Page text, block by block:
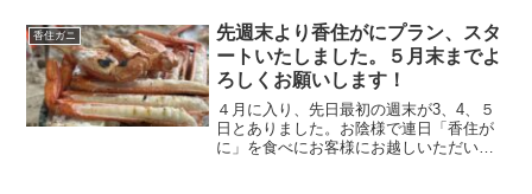
可能性もある旨、ご承知下さい。
香住ガニ
先週末より香住がにプラン、スタ
ートいたしました。５月末までよ
ろしくお願いします！
４月に入り、先日最初の週末が3、4、５
日とありました。お陰様で連日「香住が
に」を食べにお客様にお越しいただいて